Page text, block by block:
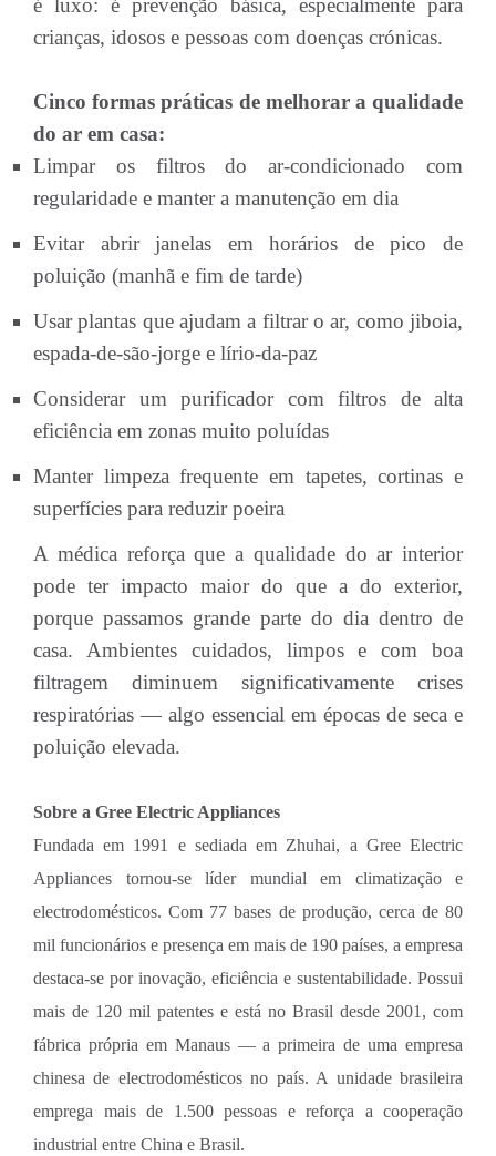
é luxo: é prevenção básica, especialmente para
crianças, idosos e pessoas com doenças crónicas.
Cinco formas práticas de melhorar a qualidade
do ar em casa:
Limpar os filtros do ar-condicionado com
regularidade e manter a manutenção em dia
Evitar abrir janelas em horários de pico de
poluição (manhã e fim de tarde)
Usar plantas que ajudam a filtrar o ar, como jiboia,
espada-de-são-jorge e lírio-da-paz
Considerar um purificador com filtros de alta
eficiência em zonas muito poluídas
Manter limpeza frequente em tapetes, cortinas e
superfícies para reduzir poeira
A médica reforça que a qualidade do ar interior
pode ter impacto maior do que a do exterior,
porque passamos grande parte do dia dentro de
casa. Ambientes cuidados, limpos e com boa
filtragem diminuem significativamente crises
respiratórias — algo essencial em épocas de seca e
poluição elevada.
Sobre a Gree Electric Appliances
Fundada em 1991 e sediada em Zhuhai, a Gree Electric
Appliances tornou-se líder mundial em climatização e
electrodomésticos. Com 77 bases de produção, cerca de 80
mil funcionários e presença em mais de 190 países, a empresa
destaca-se por inovação, eficiência e sustentabilidade. Possui
mais de 120 mil patentes e está no Brasil desde 2001, com
fábrica própria em Manaus — a primeira de uma empresa
chinesa de electrodomésticos no país. A unidade brasileira
emprega mais de 1.500 pessoas e reforça a cooperação
industrial entre China e Brasil.